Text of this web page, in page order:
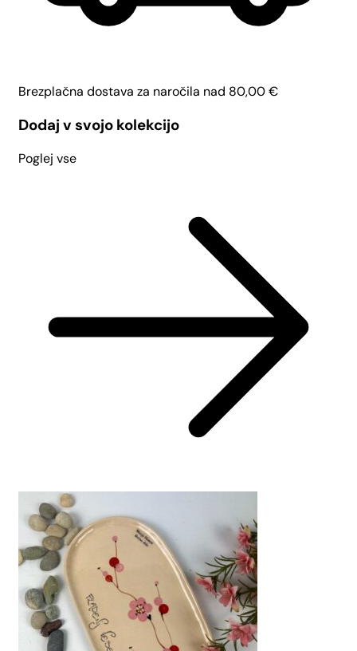
Brezplačna dostava za naročila nad 80,00€
Dodaj v svojo kolekcijo
Poglej vse